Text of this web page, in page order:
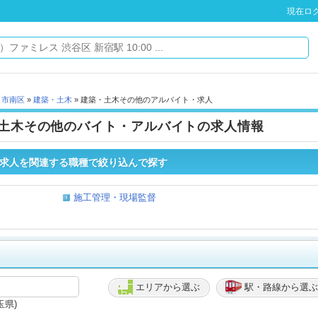
現在ロ
市南区 » 建築・土木 » 建築・土木その他のアルバイト・求人
木その他のバイト・アルバイトの求人情報
人を関連する職種で絞り込んで探す
施工管理・現場監督
エリアから選ぶ
駅・路線から選ぶ
県)